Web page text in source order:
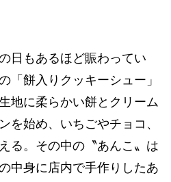
日もあるほど賑わってい
「餅入りクッキーシュー」
地に柔らかい餅とクリーム
を始め、いちごやチョコ、
る。その中の〝あんこ〟は
中身に店内で手作りしたあ